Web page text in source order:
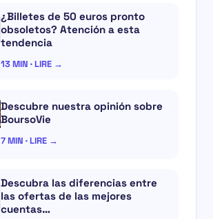
¿Billetes de 50 euros pronto
obsoletos? Atención a esta
tendencia
13 MIN · LIRE →
Descubre nuestra opinión sobre
BoursoVie
7 MIN · LIRE →
Descubra las diferencias entre
las ofertas de las mejores
cuentas…